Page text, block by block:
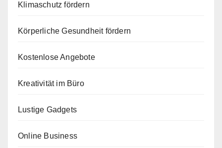
Klimaschutz fördern
Körperliche Gesundheit fördern
Kostenlose Angebote
Kreativität im Büro
Lustige Gadgets
Online Business